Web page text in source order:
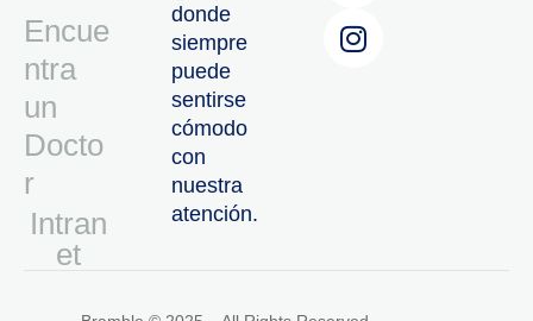
Encue
ntra
un
Docto
r
Intran
Et
donde
siempre
puede
sentirse
cómodo
con
nuestra
atención.